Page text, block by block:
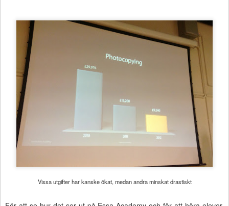
Vissa utgifter har kanske ökat, medan andra minskat drastiskt